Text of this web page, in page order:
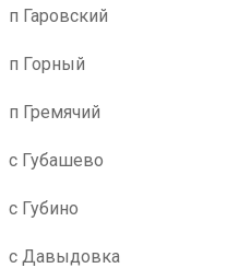
п Гаровский
п Горный
п Гремячий
с Губашево
с Губино
с Давыдовка